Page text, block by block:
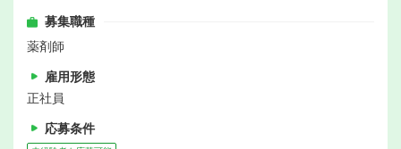
募集職種
薬剤師
雇用形態
正社員
応募条件